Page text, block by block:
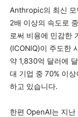
Anthropic의 최신
2배 이상의 속도로
로써 비용에 민감한
(ICONIQ)이 주도한
약 1,830억 달러에
대 기업 중 70% 이
하고 있습니다.
한편 OpenAI는 지